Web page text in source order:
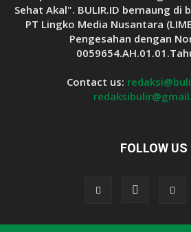
Sehat Akal". BULIR.ID bernaung di
PT Lingko Media Nusantara
Pengesahan dengan
Contact us:
FOLLOW US